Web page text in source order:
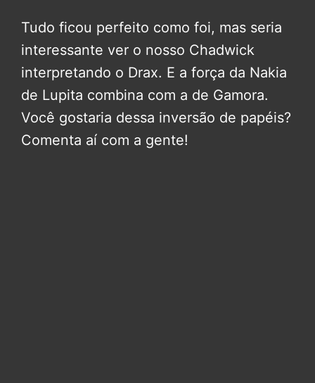
Tudo ficou perfeito como foi, mas seria
interessante ver o nosso Chadwick
interpretando o Drax. E a força da Nakia
de Lupita combina com a de Gamora.
Você gostaria dessa inversão de papéis?
Comenta aí com a gente!